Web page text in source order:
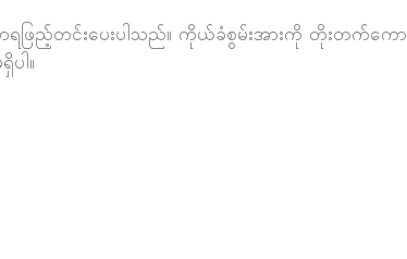
ဖြည့်တင်းပေးပါသည်။ ကိုယ်ခံစွမ်းအားကို တိုးတက်ကေ
ါ။